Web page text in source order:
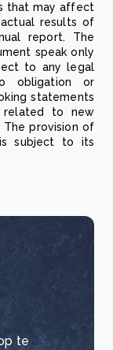
that may affect
results of
report. The
speak only
to any legal
obligation or
statements
related to new
provision of
is subject to its
te